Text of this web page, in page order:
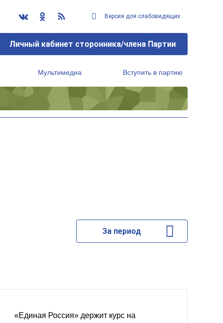
Версия для слабовидящих
Личный кабинет сторонника/члена Партии
Мультимедиа Вступить в партию
За период
«Единая Россия» держит курс на